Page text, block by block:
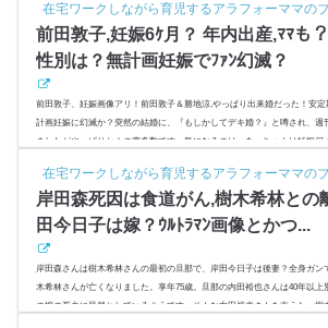
秀明氏に方向性の被害を明確に感じたのか2人の36歳の解散後の方向性は
す。 (adsbygoo...
在宅ワークしながら育児するアラフォーママの
前田敦子,妊娠6ｹ月？ 年内出産,ﾏﾏも
性別は？無計画妊娠でﾌｧﾝ幻滅？
前田敦子、妊娠画像アリ！前田敦子＆勝地涼,やっぱり出来婚だった！安
計画妊娠に幻滅か？突然の結婚に、『もしかしてデキ婚？』と噂され、週
ましたがやっぱりか！の声多数です。気になるのは、あっちゃんは妊娠何
ん似なのか気になる！ (adsbygoogle = window.adsbygoogle || ).push({
在宅ワークしながら育児するアラフォーママの
岸田森死因は食道がん,樹木希林との
田今日子は嫁？ｳﾙﾄﾗﾏﾝ画像とかつ...
岸田森さんは樹木希林さんの最初の旦那で、岸田今日子は後妻？全身ガ
木希林さんが亡くなりました。享年75歳。旦那の内田裕也さんは40年以
の嫁の死去に呆然としているようです。そんな内田裕也さんを支えた、樹